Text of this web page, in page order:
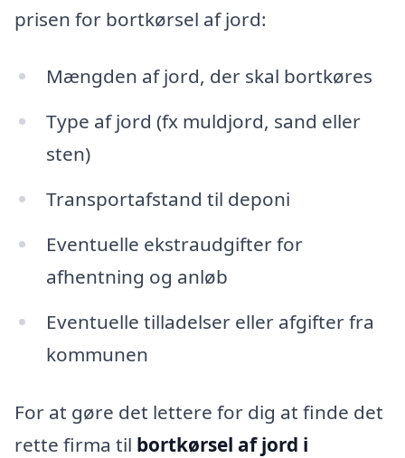
prisen for bortkørsel af jord:
Mængden af jord, der skal bortkøres
Type af jord (fx muldjord, sand eller
sten)
Transportafstand til deponi
Eventuelle ekstraudgifter for
afhentning og anløb
Eventuelle tilladelser eller afgifter fra
kommunen
For at gøre det lettere for dig at finde det
rette firma til bortkørsel af jord i